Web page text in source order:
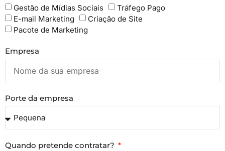
Gestão de Mídias Sociais
Tráfego Pago
E-mail Marketing
Criação de Site
Pacote de Marketing
Empresa
Porte da empresa
Quando pretende contratar?